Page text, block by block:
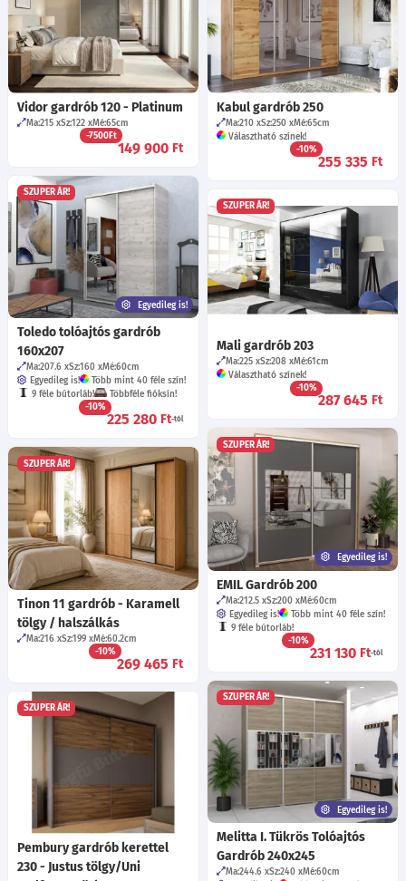
Vidor gardrób 120 - Platinum
Ma:215 Sz:122 Mé:65cm
-7500Ft
149 900 Ft
Kabul gardrób 250
Ma:210 Sz:250 Mé:65cm
Választható színek!
-10%
255 335 Ft
SZUPER ÁR!
Egyedileg is!
Toledo tolóajtós gardrób
160x207
Ma:207.6 Sz:160 Mé:60cm
Egyedileg is!
Több mint 40 féle szín!
9 féle bútorláb!
Többféle fióksín!
-10%
225 280 Ft-tól
SZUPER ÁR!
Mali gardrób 203
Ma:225 Sz:208 Mé:61cm
Választható színek!
-10%
287 645 Ft
SZUPER ÁR!
Egyedileg is!
EMIL Gardrób 200
Ma:212.5 Sz:200 Mé:60cm
Egyedileg is!
Több mint 40 féle szín!
9 féle bútorláb!
-10%
231 130 Ft-tól
SZUPER ÁR!
Tinon 11 gardrób - Karamell
tölgy / halszálkás
Ma:216 Sz:199 Mé:60.2cm
-10%
269 465 Ft
SZUPER ÁR!
Egyedileg is!
Melitta I. Tükrös Tolóajtós
Gardrób 240x245
Ma:244.6 Sz:240 Mé:60cm
SZUPER ÁR!
Pembury gardrób kerettel
230 - Justus tölgy/Uni